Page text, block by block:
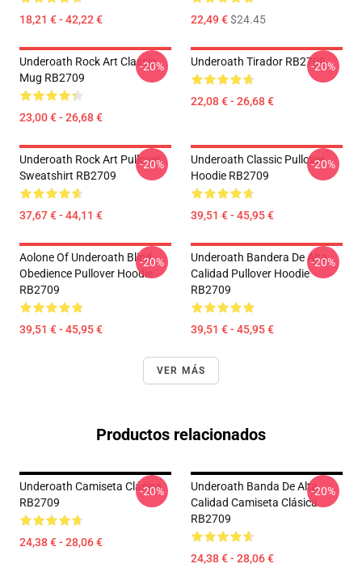
18,21 € - 42,22 € 22,49 €$24.45
Underoath Rock Art Classic
Mug RB2709
23,00 € - 26,68 €
-20% Underoath Tirador RB2709
22,08 € - 26,68 €
-20%
Underoath Rock Art Pullover
Sweatshirt RB2709
37,67 € - 44,11 €
-20%
Underoath Classic Pullover
Hoodie RB2709
39,51 € - 45,95 €
-20%
Aolone Of Underoath Blind
Obedience Pullover Hoodie
RB2709
39,51 € - 45,95 €
-20%
Underoath Bandera De Alta
Calidad Pullover Hoodie
RB2709
39,51 € - 45,95 €
-20%
VER MÁS
Productos relacionados
Underoath Camiseta Clásica
RB2709
24,38 € - 28,06 €
-20%
Underoath Banda De Alta
Calidad Camiseta Clásica
RB2709
24,38 € - 28,06 €
-20%